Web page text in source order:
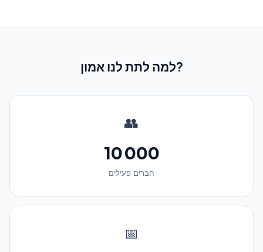
למה לתת לנו אמון?
👥
10 000
חברים פעילים
📅